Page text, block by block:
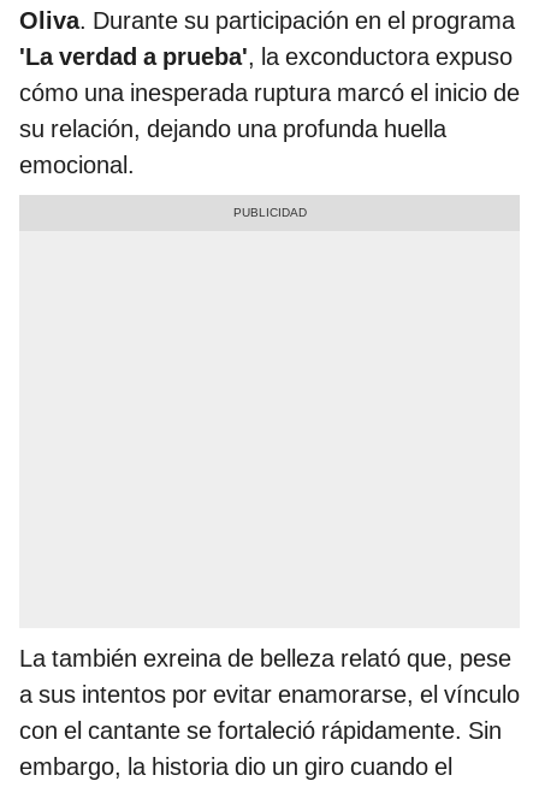
Oliva. Durante su participación en el programa
'La verdad a prueba', la exconductora expuso
cómo una inesperada ruptura marcó el inicio de
su relación, dejando una profunda huella
emocional.
La también exreina de belleza relató que, pese
a sus intentos por evitar enamorarse, el vínculo
con el cantante se fortaleció rápidamente. Sin
embargo, la historia dio un giro cuando el